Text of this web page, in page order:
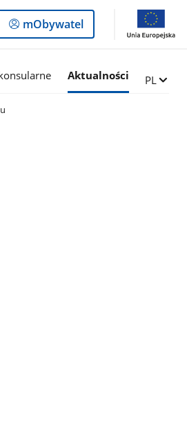
Logowanie
do
mObywatel
Aktualności Zmień
PL